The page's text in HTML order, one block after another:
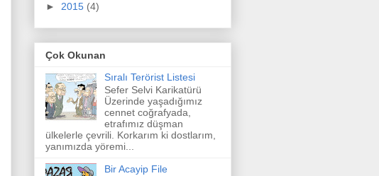
► 2015 (4)
Çok Okunan
Sıralı Terörist Listesi
Sefer Selvi Karikatürü
Üzerinde yaşadığımız
cennet coğrafyada,
etrafımız düşman
ülkelerle çevrili. Korkarım ki dostlarım,
yanımızda yöremi...
Bir Acayip File